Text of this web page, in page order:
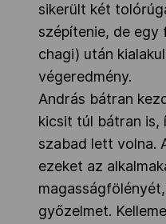
sikerült két
szépítenie, de
chagi) után
végeredmény.
András bátran
kicsit túl bátran is,
szabad lett volna.
ezeket az
győzelmet.